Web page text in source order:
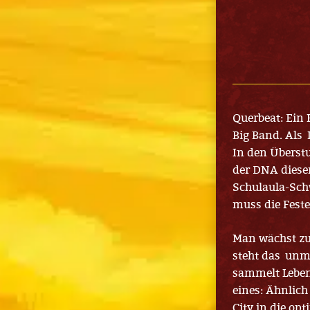
Querbeat:
Big Band. Als
In den
der DNA
Schulaula-
muss die
Man wächst
steht das
sammelt
eines: